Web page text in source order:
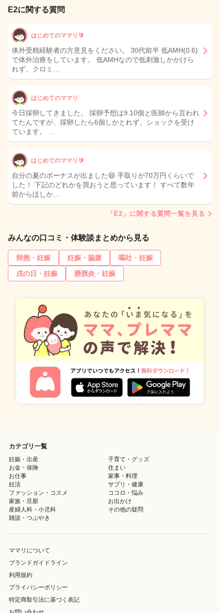
E2に関する質問
はじめてのママリ🔰
体外受精経験者の方意見をください。 30代前半 低AMH(0.6)
で体外治療をしています。 低AMHなので低刺激しかかけら
れず、クロミ…
はじめてのママリ
今日採卵してきました。 採卵予想は9.10個と医師から言われ
てたんですが、採卵したら6個しかとれず、ショックを受け
ています。 …
はじめてのママリ🔰
自分の夏のボーナスが出ました😄 手取りが70万円くらいで
した！ 下記のどれかを買おうと思っています！ すべて数年
前からほしか…
「E2」に関する質問一覧を見る
みんなの口コミ・体験談まとめから見る
卵胞・妊娠 妊娠・脇腹
嘔吐・妊娠
戌の日・妊娠
膀胱炎・妊娠
カテゴリ一覧
妊娠・出産
子育て・グッズ
お金・保険
住まい
お仕事
家事・料理
妊活
サプリ・健康
ファッション・コスメ
ココロ・悩み
家族・旦那
お出かけ
産婦人科・小児科
その他の疑問
雑談・つぶやき
ママリについて
ブランドガイドライン
利用規約
プライバシーポリシー
特定商取引法に基づく表記